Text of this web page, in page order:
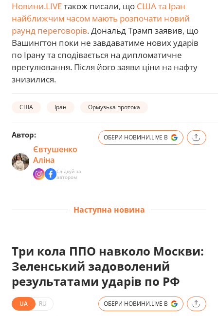
Новини.LIVEтакож писали, що США та Іран
найближчим часом мають розпочати новий
раунд переговорів. Дональд Трамп заявив, що
Вашингтон поки не завдаватиме нових ударів
по Ірану та сподівається на дипломатичне
врегулювання. Після його заяви ціни на нафту
знизилися.
США Іран Ормузька протока
Автор:
Євтушенко
Аліна
Слідкуй за
автором
ОБЕРИ НОВИНИ.LIVE В
Наступна новина
Три кола ППО навколо Москви:
Зеленський задоволений
результатами ударів по РФ
UA RU ОБЕРИ НОВИНИ.LIVE В